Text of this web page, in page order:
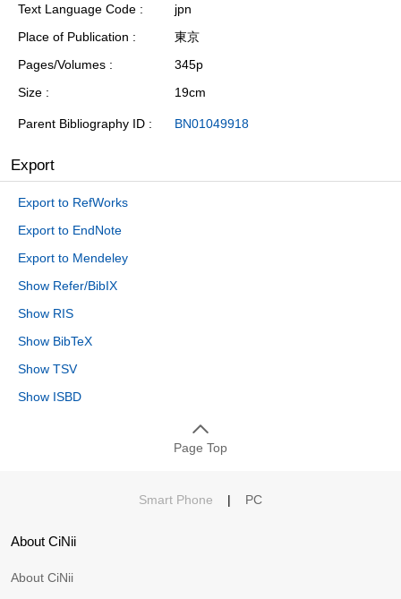
Text Language Code
jpn
Place of Publication
東京
Pages/Volumes
345p
Size
19cm
Parent Bibliography ID BN01049918
Export
Export to RefWorks
Export to EndNote
Export to Mendeley
Show Refer/BibIX
Show RIS
Show BibTeX
Show TSV
Show ISBD
Page Top
Smart Phone | PC
About CiNii
About CiNii